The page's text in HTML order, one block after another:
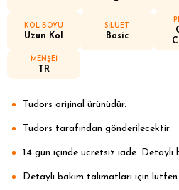
KOL BOYU
Uzun Kol
SİLÜET
Basic
MENŞEİ
TR
Tudors orijinal ürünüdür.
Tudors tarafından gönderilecektir.
14 gün içinde ücretsiz iade. Detaylı
Detaylı bakım talimatları için